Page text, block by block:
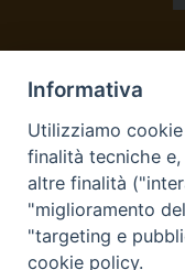
Informativa
Utilizziamo
finalità tecniche
altre finalità
"miglioramento
"targeting e
cookie policy.